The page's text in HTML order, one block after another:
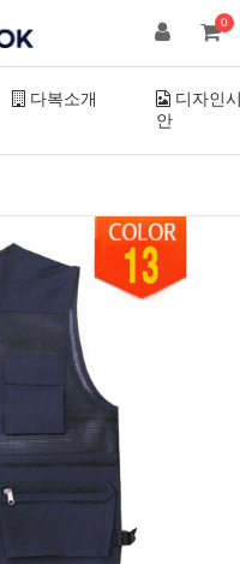
0
다복소개
디자인
안